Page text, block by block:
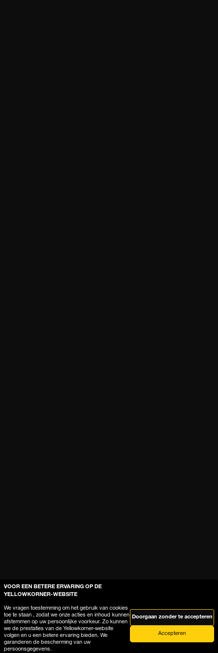
VOOR EEN BETERE ERVARING OP DE
YELLOWKORNER-WEBSITE
We vragen toestemming om het gebruik van cookies
toe te staan , zodat we onze acties en inhoud kunnen
afstemmen op uw persoonlijke voorkeur. Zo kunnen
we de prestaties van de Yellowkorner-website
volgen en u een betere ervaring bieden. We
garanderen de bescherming van uw
persoonsgegevens.
Doorgaan zonder te accepteren
Accepteren